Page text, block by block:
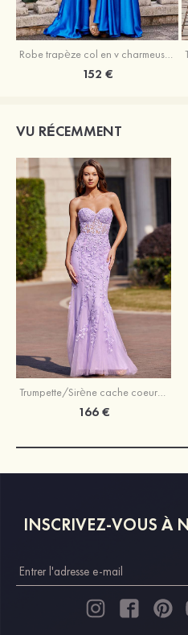
Robe trapèze col en v charmeuse traîne balayage robe de bal
152 €
VU RÉCEMMENT
166 €
INSCRIVEZ-VOUS À